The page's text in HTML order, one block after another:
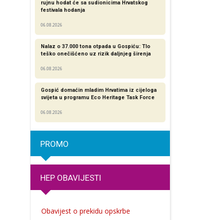
rujnu hodat će sa sudionicima Hrvatskog
festivala hodanja
06.08.2026
Nalaz o 37.000 tona otpada u Gospiću: Tlo
teško onečišćeno uz rizik daljnjeg širenja
06.08.2026
Gospić domaćin mladim Hrvatima iz cijeloga
svijeta u programu Eco Heritage Task Force
06.08.2026
PROMO
HEP OBAVIJESTI
Obavijest o prekidu opskrbe